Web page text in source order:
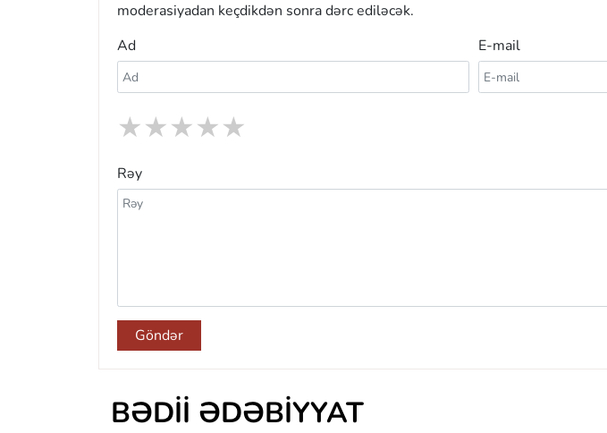
moderasiyadan keçdikdən sonra dərc ediləcək.
Ad
E-mail
★
★
★
★
★
Rəy
Göndər
BƏDII ƏDƏBIYYAT